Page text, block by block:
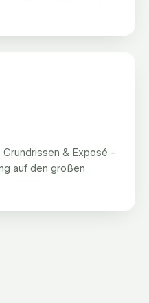
& Exposé –
auf den großen